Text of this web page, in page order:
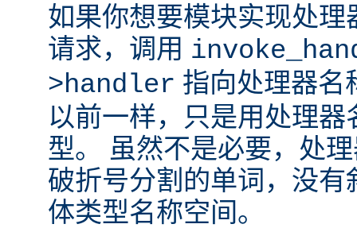
如果你想要模块实现处
请求，调用
>handler 指向处理器名
以前一样，只是用处理
型。 虽然不是必要，处
破折号分割的单词，没
体类型名称空间。